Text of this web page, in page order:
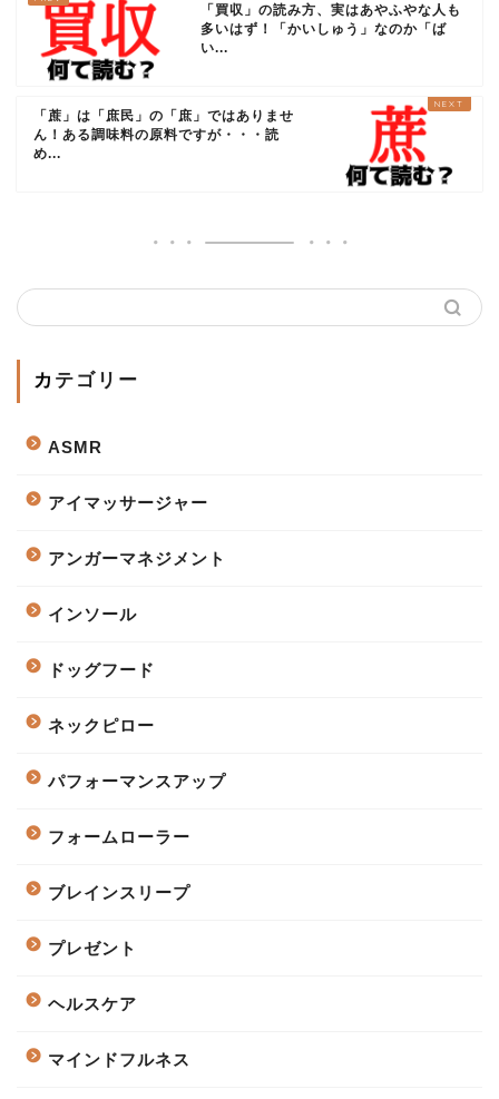
「買収」の読み方、実はあやふやな人も
多いはず！「かいしゅう」なのか「ば
い...
「蔗」は「庶民」の「庶」ではありませ
ん！ある調味料の原料ですが・・・読
め...
カテゴリー
ASMR
アイマッサージャー
アンガーマネジメント
インソール
ドッグフード
ネックピロー
パフォーマンスアップ
フォームローラー
ブレインスリープ
プレゼント
ヘルスケア
マインドフルネス